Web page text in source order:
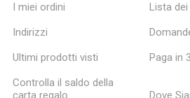
I miei ordini
Indirizzi
Ultimi prodotti visti
Controlla il saldo della
carta regalo
Lista
Paga in
Dove